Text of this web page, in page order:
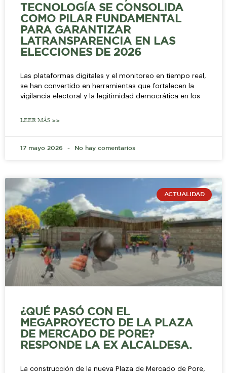
TECNOLOGÍA SE CONSOLIDA
COMO PILAR FUNDAMENTAL
PARA GARANTIZAR
LATRANSPARENCIA EN LAS
ELECCIONES DE 2026
Las plataformas digitales y el monitoreo en tiempo real,
se han convertido en herramientas que fortalecen la
vigilancia electoral y la legitimidad democrática en los
LEER MÁS >>
17 mayo 2026 No hay comentarios
ACTUALIDAD
¿QUÉ PASÓ CON EL
MEGAPROYECTO DE LA PLAZA
DE MERCADO DE PORE?
RESPONDE LA EX ALCALDESA.
La construcción de la nueva Plaza de Mercado de Pore,